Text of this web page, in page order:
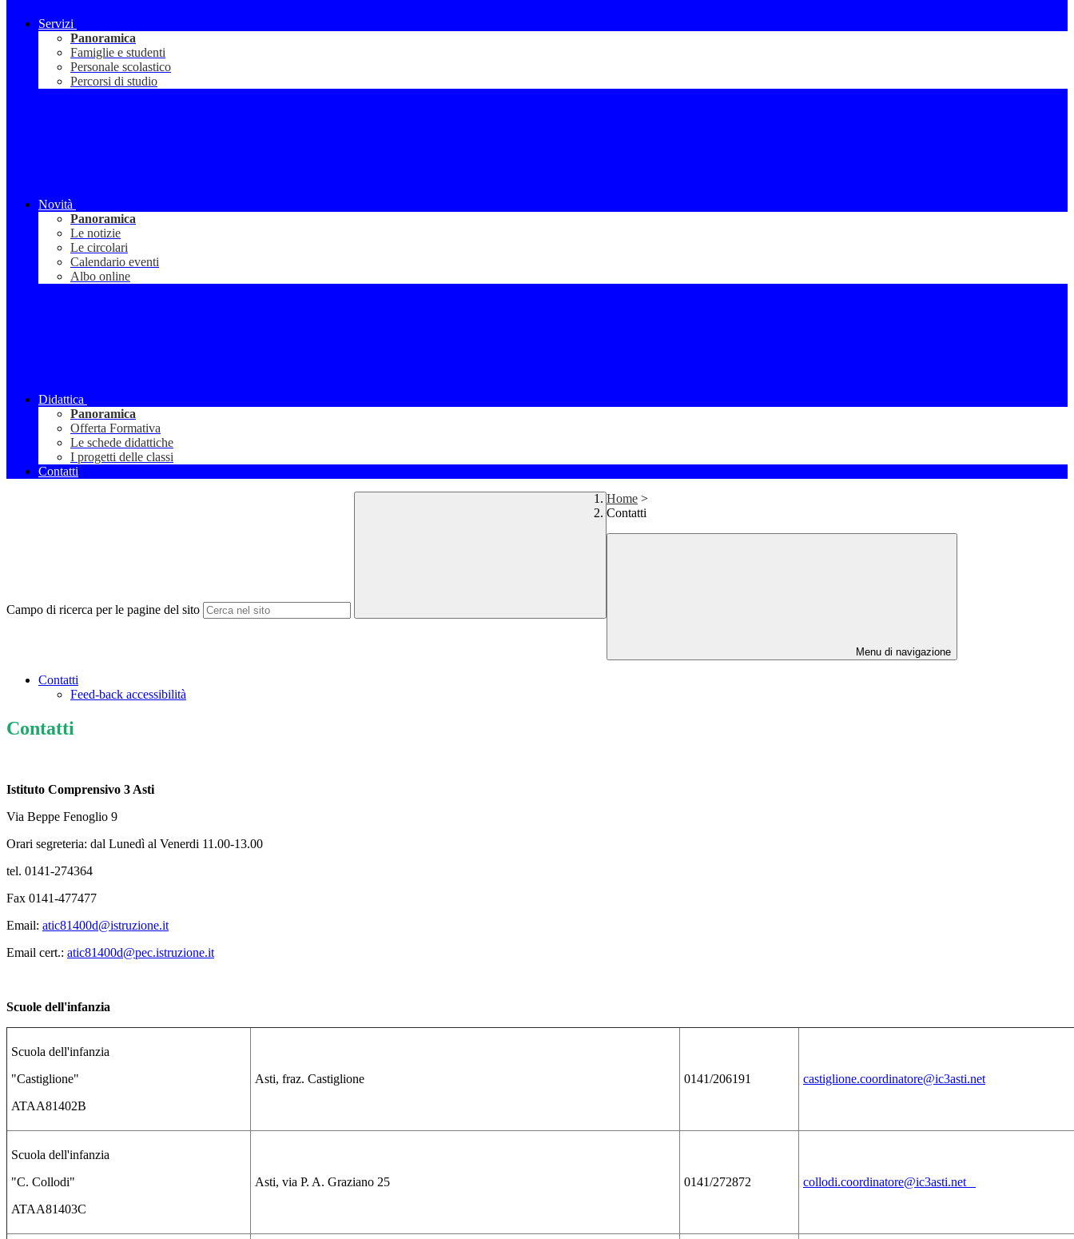
Servizi
Panoramica
Famiglie e studenti
Personale scolastico
Percorsi di studio
Novità
Panoramica
Le notizie
Le circolari
Calendario eventi
Albo online
Didattica
Panoramica
Offerta Formativa
Le schede didattiche
I progetti delle classi
Contatti
Campo di ricerca per le pagine del sito
Home >
Contatti
Menu di navigazione
Contatti
Feed-back accessibilità
Contatti
Istituto Comprensivo 3 Asti
Via Beppe Fenoglio 9
Orari segreteria: dal Lunedì al Venerdi 11.00-13.00
tel. 0141-274364
Fax 0141-477477
Email: atic81400d@istruzione.it
Email cert.: atic81400d@pec.istruzione.it
Scuole dell'infanzia
Scuola dell'infanzia
"Castiglione"
ATAA81402B
Asti, fraz. Castiglione 0141/206191 castiglione.coordinatore@ic3asti.net
Scuola dell'infanzia
"C. Collodi"
ATAA81403C
Asti, via P. A. Graziano 25 0141/272872 collodi.coordinatore@ic3asti.net